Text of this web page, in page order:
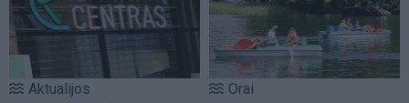
Aktualijos Orai